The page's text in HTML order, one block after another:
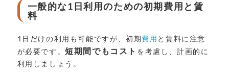
一般的な1日利用のための初期費用と賃
料
1日だけの利用も可能ですが、初期費用 と賃料に注意
が必要です。短期間でもコスト を考慮し、計画的に
利用しましょう。